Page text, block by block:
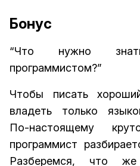
Бонус
“Что нужно
программистом?”
Чтобы писать
владеть только
По-настоящему
программист
Разберемся, что